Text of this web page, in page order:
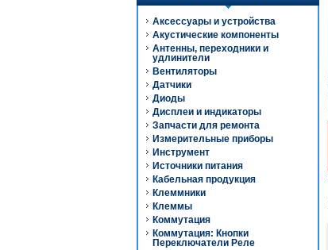
Аксессуары и устройства
Акустические компоненты
Антенны, переходники и
удлинители
Вентиляторы
Датчики
Диоды
Дисплеи и индикаторы
Запчасти для ремонта
Измерительные приборы
Инструмент
Источники питания
Кабельная продукция
Клеммники
Клеммы
Коммутация
Коммутация: Кнопки
Переключатели Реле